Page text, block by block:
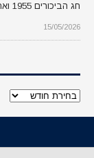
חג הביכורים 1955 ואחרי….
15/05/2026
מה
ושנה